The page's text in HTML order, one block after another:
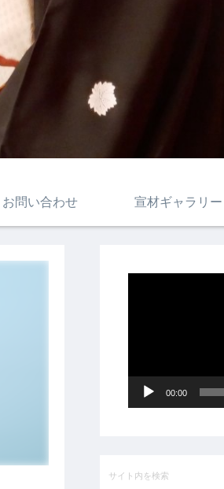
お問い合わせ 宣材ギャラリー
ヤ
00:00